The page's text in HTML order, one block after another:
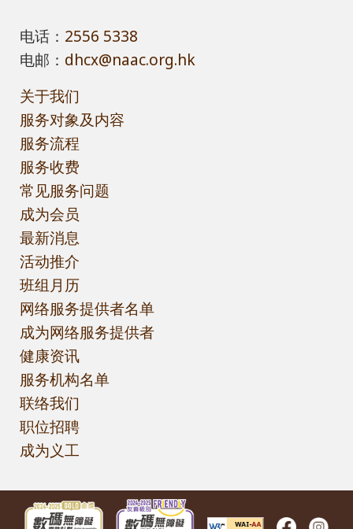
电话： 2556 5338
电邮： dhcx@naac.org.hk
关于我们
服务对象及内容
服务流程
服务收费
常见服务问题
成为会员
最新消息
活动推介
班组月历
网络服务提供者名单
成为网络服务提供者
健康资讯
服务机构名单
联络我们
职位招聘
成为义工